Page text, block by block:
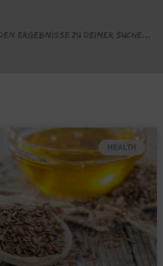
Ergebnisse zu deiner Suche...
HEALTH